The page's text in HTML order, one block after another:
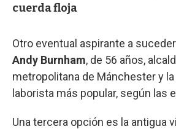
cuerda floja
Otro eventual aspirante a
Andy Burnham, de 56 años,
metropolitana de Mánchester y
laborista más popular, según las
Una tercera opción es la antigua